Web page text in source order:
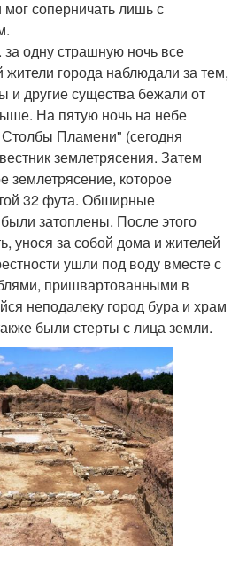
мог соперничать лишь с
одну страшную ночь все
города наблюдали за тем,
и другие существа бежали от
На пятую ночь на небе
Пламени" (сегодня
землетрясения. Затем
землетрясение, которое
32 фута. Обширные
затоплены. После этого
унося за собой дома и жителей
ушли под воду вместе с
пришвартованными в
неподалеку город бура и храм
были стерты с лица земли.